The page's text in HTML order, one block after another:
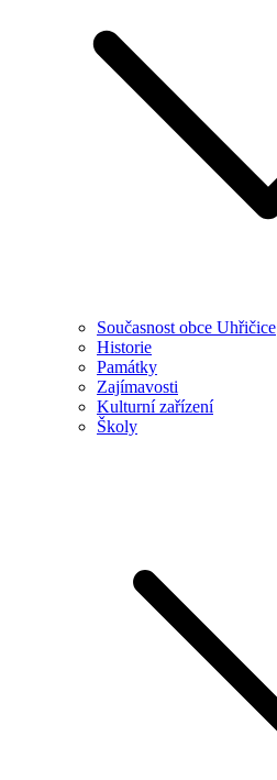
Současnost obce Uhřičice
Historie
Památky
Zajímavosti
Kulturní zařízení
Školy